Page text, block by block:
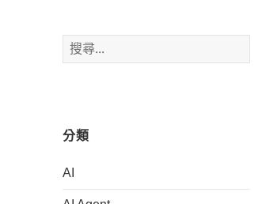
搜
尋
分類
AI